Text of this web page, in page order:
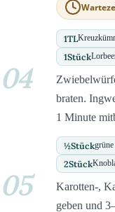
1TL
1Stück
04
braten.
1 Minute
½Stück
2Stück
05
Karotten-,
geben und